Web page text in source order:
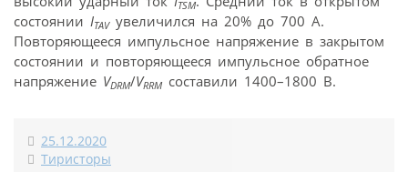
TSM
состоянии ITAVувеличился на 20% до 700 А.
Повторяющееся импульсное напряжение в закрытом
состоянии и повторяющееся импульсное обратное
напряжение VDRM/VRRMсоставили 1400–1800 В.
25.12.2020
Тиристоры